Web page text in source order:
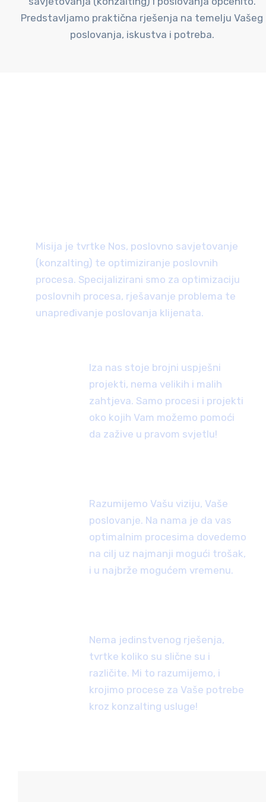
Predstavljamo praktična rješenja na temelju Vašeg
poslovanja, iskustva i potreba.
Misija je tvrtke Nos, poslovno savjetovanje
(konzalting) te optimiziranje poslovnih
procesa. Specijalizirani smo za optimizaciju
poslovnih procesa, rješavanje problema te
unapređivanje poslovanja klijenata.
Iza nas stoje brojni uspješni
projekti, nema velikih i malih
zahtjeva. Samo procesi i projekti
oko kojih Vam možemo pomoći
da zažive u pravom svjetlu!
Razumijemo Vašu viziju, Vaše
poslovanje. Na nama je da vas
optimalnim procesima dovedemo
na cilj uz najmanji mogući trošak,
i u najbrže mogućem vremenu.
Nema jedinstvenog rješenja,
tvrtke koliko su slične su i
različite. Mi to razumijemo, i
krojimo procese za Vaše potrebe
kroz konzalting usluge!